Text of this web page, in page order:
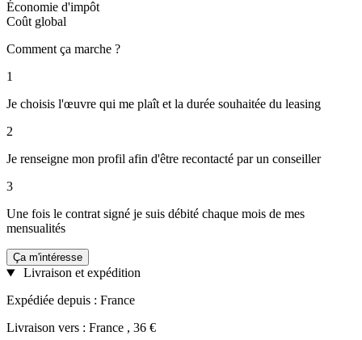
Économie d'impôt
Coût global
Comment ça marche ?
1
Je choisis l'œuvre qui me plaît et la durée souhaitée du leasing
2
Je renseigne mon profil afin d'être recontacté par un conseiller
3
Une fois le contrat signé je suis débité chaque mois de mes
mensualités
Ça m'intéresse
Livraison et expédition
Expédiée depuis : France
Livraison vers : France , 36 €